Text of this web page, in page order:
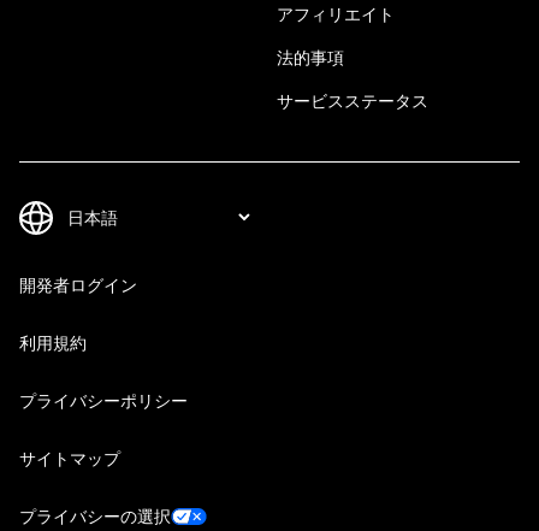
アフィリエイト
法的事項
サービスステータス
開発者ログイン
利用規約
プライバシーポリシー
サイトマップ
プライバシーの選択